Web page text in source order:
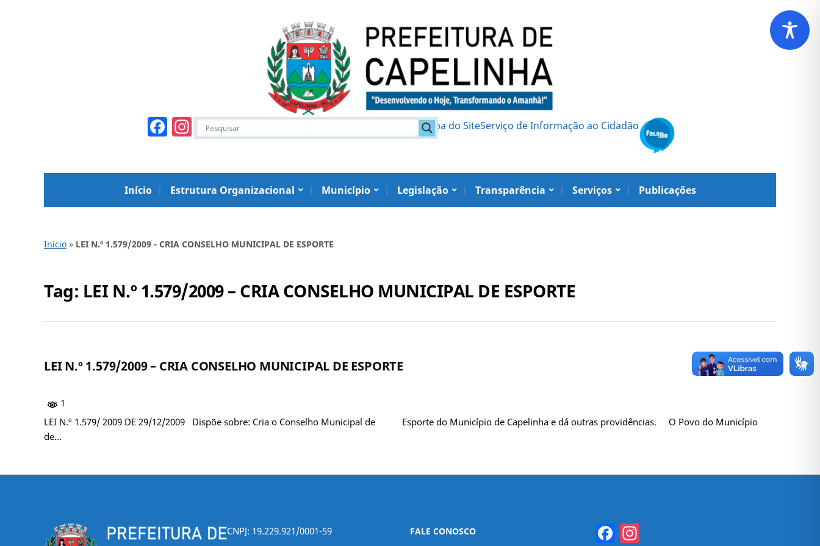
Facebook
Instagram Mapa do SiteServiço de Informação ao Cidadão
Início Estrutura Organizacional Município Legislação Transparência Serviços Publicações
Início » LEI N.º 1.579/2009 - CRIA CONSELHO MUNICIPAL DE ESPORTE
Tag: LEI N.º 1.579/2009 – CRIA CONSELHO MUNICIPAL DE ESPORTE
LEI N.º 1.579/2009 – CRIA CONSELHO MUNICIPAL DE ESPORTE
1
LEI N.º 1.579/ 2009 DE 29/12/2009 Dispõe sobre: Cria o Conselho Municipal de Esporte do Município de Capelinha e dá outras providências. O Povo do Município
de…
CNPJ: 19.229.921/0001-59 FALE CONOSCO Facebook